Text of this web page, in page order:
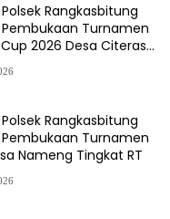
Rangkasbitung
Pembukaan Turnamen
2026 Desa Citeras
Rangkasbitung
Pembukaan Turnamen
Nameng Tingkat RT